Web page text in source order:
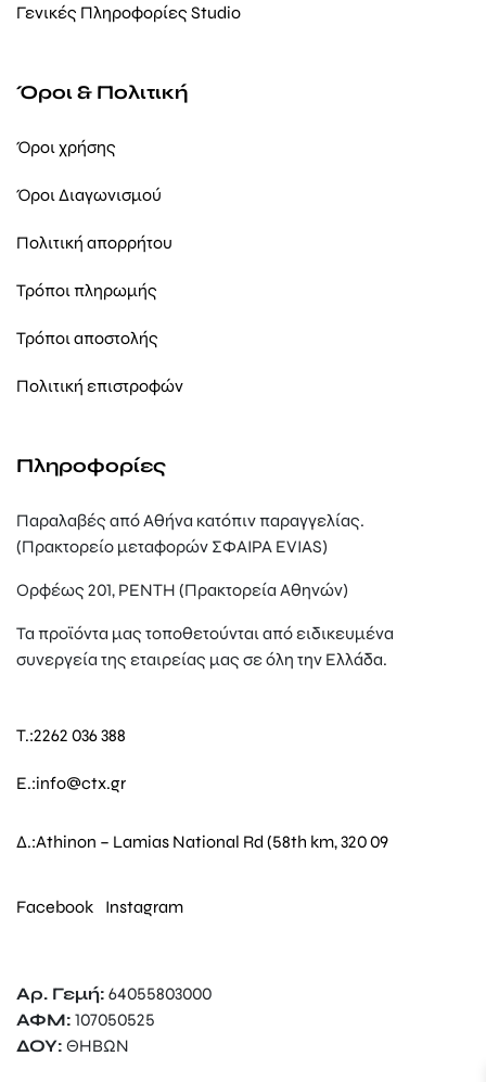
Γενικές Πληροφορίες Studio
Όροι & Πολιτική
Όροι χρήσης
Όροι Διαγωνισμού
Πολιτική απορρήτου
Τρόποι πληρωμής
Τρόποι αποστολής
Πολιτική επιστροφών
Πληροφορίες
Παραλαβές από Αθήνα κατόπιν παραγγελίας.
(Πρακτορείο μεταφορών ΣΦΑΙΡΑ EVIAS)
Ορφέως 201, ΡΕΝΤΗ (Πρακτορεία Αθηνών)
Τα προϊόντα μας τοποθετούνται από ειδικευμένα
συνεργεία της εταιρείας μας σε όλη την Ελλάδα.
T.:2262 036 388
E.:info@ctx.gr
Δ.:Athinon – Lamias National Rd (58th km, 320 09
Facebook Instagram
Αρ. Γεμή: 64055803000
ΑΦΜ: 107050525
ΔΟΥ: ΘΗΒΩΝ